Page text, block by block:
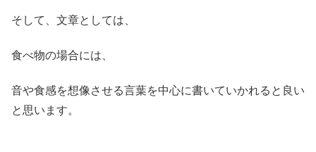
そして、文章としては、
食べ物の場合には、
音や食感を想像させる言葉を中心に書いていかれると良い
と思います。